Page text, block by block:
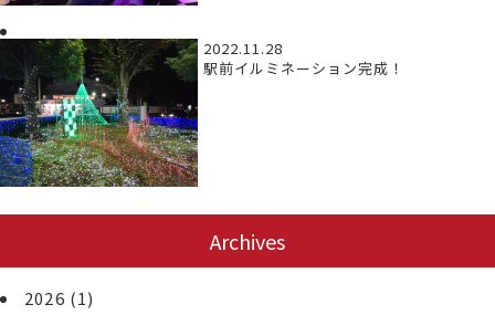
2022.11.28
駅前イルミネーション完成！
Archives
2026 (1)